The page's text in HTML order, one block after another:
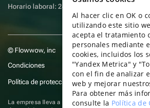
Horario laboral: 24 horas
© Flowwow, inc
Condiciones
Política de protección y privacidad de datos
La empresa lleva a cabo su actividad en el ámbito
Al hacer clic en OK o
utilizando este sitio
acepta el tratamiento
personales mediante
cookies, incluidos los
"Yandex Metrica" y
con el fin de analizar
web y mejorar
Para obtener más
consulte la Política de